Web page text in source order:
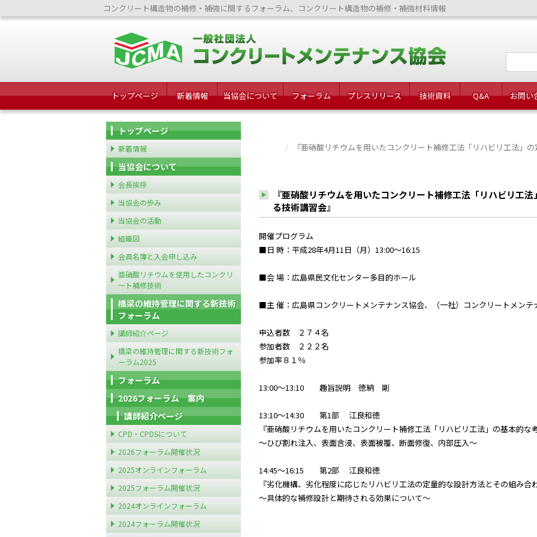
コンクリート構造物の補修・補強に関するフォーラム、コンクリート構造物の補修・補強材料情報
トップページ 新着情報 当協会について フォーラム プレスリリース 技術資料 Q&A お問い
『亜硝酸リチウムを用いたコンクリート補修工法「リハビリ工法」
『亜硝酸リチウムを用いたコンクリート補修工法「リハビリ工
る技術講習会』
開催プログラム
■日 時：平成28年4月11日（月）13:00～16:15
■会 場：広島県民文化センター多目的ホール
■主 催：広島県コンクリートメンテナンス協会、（一社）コンクリートメンテ
申込者数 ２７４名
参加者数 ２２２名
参加率８１％
13:00～13:10 趣旨説明 徳納 剛
13:10～14:30 第1部 江良和徳
『亜硝酸リチウムを用いたコンクリート補修工法「リハビリ工法」の基本的な
～ひび割れ注入、表面含浸、表面被覆、断面修復、内部圧入～
14:45～16:15 第2部 江良和徳
『劣化機構、劣化程度に応じたリハビリ工法の定量的な設計方法とその組み合
～具体的な補修設計と期待される効果について～
トップページ
新着情報
当協会について
会長挨拶
当協会の歩み
当協会の活動
組織図
会員名簿と入会申し込み
亜硝酸リチウムを使用したコンクリ
ート補修技術
橋梁の維持管理に関する新技術
フォーラム
講師紹介ページ
橋梁の維持管理に関する新技術フォ
ーラム2025
フォーラム
2026フォーラム 案内
講師紹介ページ
CPD・CPDSについて
2026フォーラム開催状況
2025オンラインフォーラム
2025フォーラム開催状況
2024オンラインフォーラム
2024フォーラム開催状況